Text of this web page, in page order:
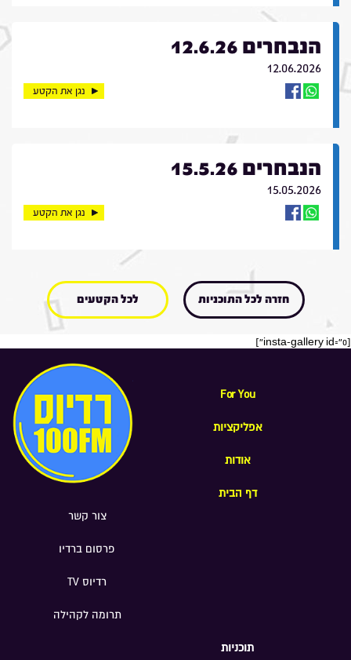
הנבחרים 12.6.26
12.06.2026
נגן את הקטע
הנבחרים 15.5.26
15.05.2026
נגן את הקטע
חזרה לכל התוכניות לכל הקטעים
[insta-gallery id="0"]
For You
אפליקציות
אודות
דף הבית
צור קשר
פרסום ברדיו
רדיוס TV
תרומה לקהילה
תוכניות